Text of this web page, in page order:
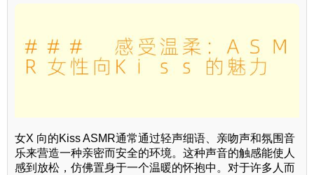
女X 向的Kiss ASMR通常通过轻声细语、亲吻声和氛围音
乐来营造一种亲密而安全的环境。这种声音的触感能使人
感到放松，仿佛置身于一个温暖的怀抱中。对于许多人而